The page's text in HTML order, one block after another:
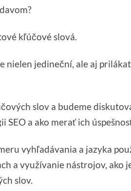
kľúčové slová.
nielen jedineční, ale aj
slov a budeme
SEO a ako merať ich
vyhľadávania a jazyka
a využívanie nástrojov, ako
slov.